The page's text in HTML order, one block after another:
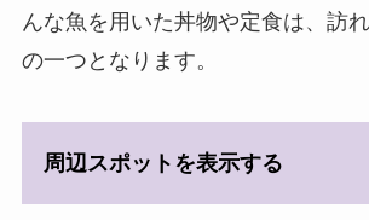
んな魚を用いた丼物や定食は、訪
の一つとなります。
周辺スポットを表示する